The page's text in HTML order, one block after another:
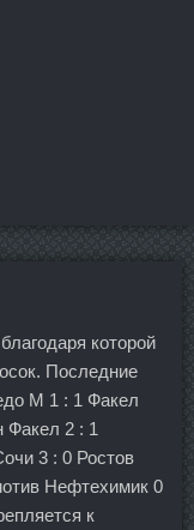
которой
Последние
М 1 : 1 Факел
Факел 2 : 1
3 : 0 Ростов
Нефтехимик 0
к